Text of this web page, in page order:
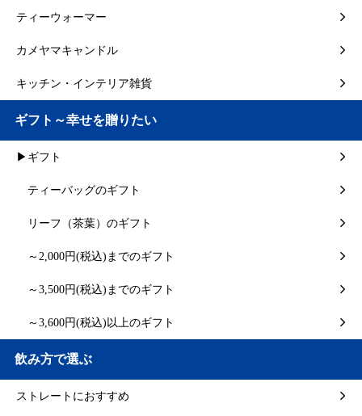
ティーウォーマー
カメヤマキャンドル
キッチン・インテリア雑貨
ギフト～幸せを贈りたい
▶ギフト
ティーバッグのギフト
リーフ（茶葉）のギフト
～2,000円(税込)までのギフト
～3,500円(税込)までのギフト
～3,600円(税込)以上のギフト
飲み方で選ぶ
ストレートにおすすめ